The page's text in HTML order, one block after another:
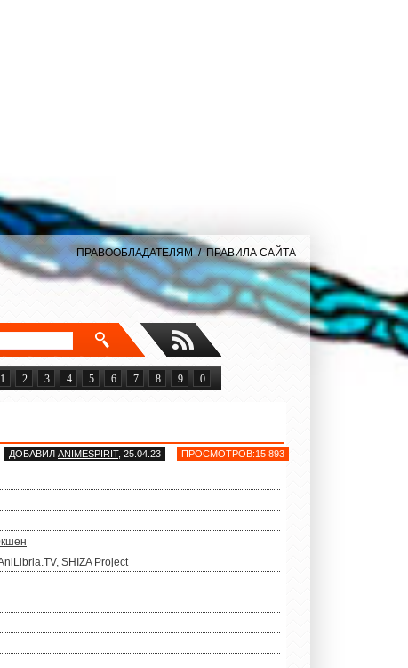
ПРАВООБЛАДАТЕЛЯМ/ПРАВИЛА САЙТА
1 2 3 4 5 6 7 8 9 0
ДОБАВИЛ ANIMESPIRIT, 25.04.23 ПРОСМОТРОВ:15 893
, SHIZA Project